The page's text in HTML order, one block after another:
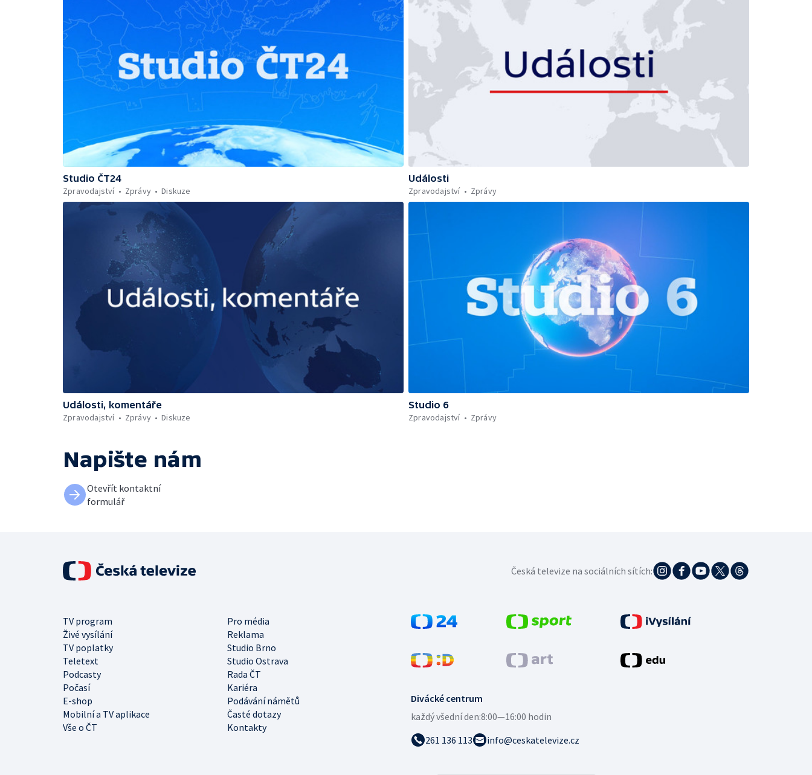
Studio ČT24
Zpravodajství
Zprávy Diskuze
Události
Zpravodajství
Zprávy
Události, komentáře
Zpravodajství
Zprávy Diskuze
Studio 6
Zpravodajství
Zprávy
Napište nám
Otevřít kontaktní
formulář
Divácké centrum
každý všední den:8:00—16:00 hodin
261 136 113
info@ceskatelevize.cz
TV program
Pro média
Živé vysílání
Reklama
TV poplatky
Studio Brno
Teletext
Studio Ostrava
Podcasty
Rada ČT
Počasí
Kariéra
E-shop
Podávání námětů
Mobilní a TV aplikace
Časté dotazy
Vše o ČT
Kontakty
Česká televize na sociálních sítích: